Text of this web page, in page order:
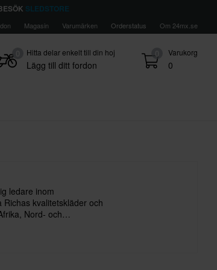
SLEDSTORE
Magasin Varumärken Orderstatus Om 24mx.se
0 Varukorg
0
Hitta delar enkelt till din hoj
Lägg till ditt fordon
ledare inom
kvalitetskläder och
Nord- och